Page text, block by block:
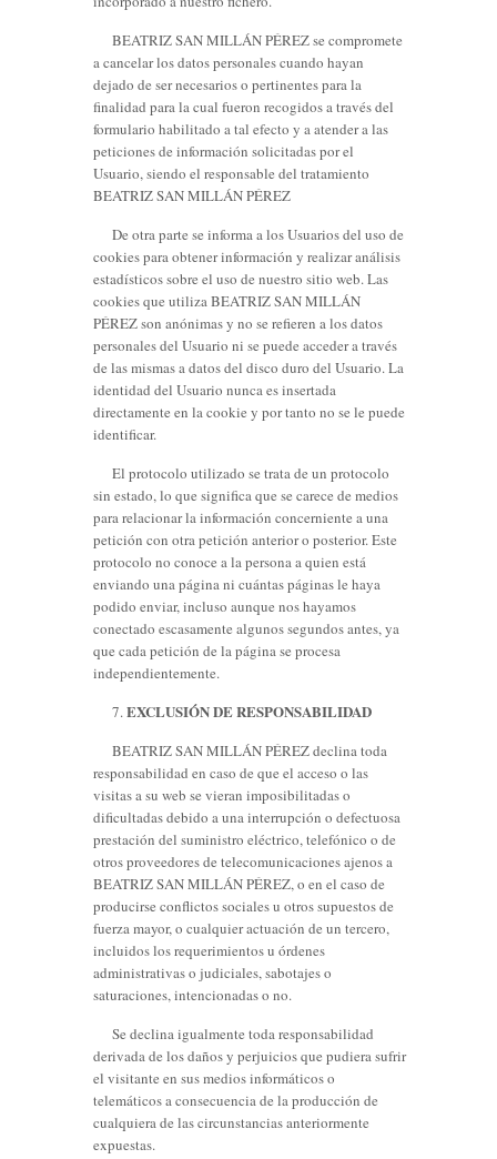
BEATRIZ SAN MILLÁN PÉREZ se compromete
a cancelar los datos personales cuando hayan
dejado de ser necesarios o pertinentes para la
finalidad para la cual fueron recogidos a través del
formulario habilitado a tal efecto y a atender a las
peticiones de información solicitadas por el
Usuario, siendo el responsable del tratamiento
BEATRIZ SAN MILLÁN PÉREZ
De otra parte se informa a los Usuarios del uso de
cookies para obtener información y realizar análisis
estadísticos sobre el uso de nuestro sitio web. Las
cookies que utiliza BEATRIZ SAN MILLÁN
PÉREZ son anónimas y no se refieren a los datos
personales del Usuario ni se puede acceder a través
de las mismas a datos del disco duro del Usuario. La
identidad del Usuario nunca es insertada
directamente en la cookie y por tanto no se le puede
identificar.
El protocolo utilizado se trata de un protocolo
sin estado, lo que significa que se carece de medios
para relacionar la información concerniente a una
petición con otra petición anterior o posterior. Este
protocolo no conoce a la persona a quien está
enviando una página ni cuántas páginas le haya
podido enviar, incluso aunque nos hayamos
conectado escasamente algunos segundos antes, ya
que cada petición de la página se procesa
independientemente.
7.EXCLUSIÓN DE RESPONSABILIDAD
BEATRIZ SAN MILLÁN PÉREZ declina toda
responsabilidad en caso de que el acceso o las
visitas a su web se vieran imposibilitadas o
dificultadas debido a una interrupción o defectuosa
prestación del suministro eléctrico, telefónico o de
otros proveedores de telecomunicaciones ajenos a
BEATRIZ SAN MILLÁN PÉREZ, o en el caso de
producirse conflictos sociales u otros supuestos de
fuerza mayor, o cualquier actuación de un tercero,
incluidos los requerimientos u órdenes
administrativas o judiciales, sabotajes o
saturaciones, intencionadas o no.
Se declina igualmente toda responsabilidad
derivada de los daños y perjuicios que pudiera sufrir
el visitante en sus medios informáticos o
telemáticos a consecuencia de la producción de
cualquiera de las circunstancias anteriormente
expuestas.